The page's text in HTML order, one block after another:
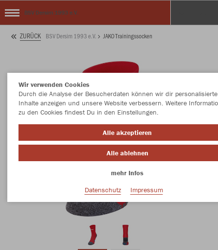
BSV Dersim 1993 e.V.
ZURÜCK BSV Dersim 1993 e.V. JAKO Trainingssocken
Wir verwenden Cookies
Durch die Analyse der Besucherdaten können wir dir personalisierte
Inhalte anzeigen und unsere Website verbessern. Weitere
zu den Cookies findest Du in den Einstellungen.
Alle akzeptieren
Alle ablehnen
mehr Infos
Datenschutz
Impressum